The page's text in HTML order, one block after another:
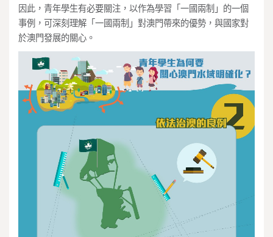
因此，青年學生有必要關注，以作為學習「一國兩制」的一個
事例，可深刻理解「一國兩制」對澳門帶來的優勢，與國家對
於澳門發展的關心。